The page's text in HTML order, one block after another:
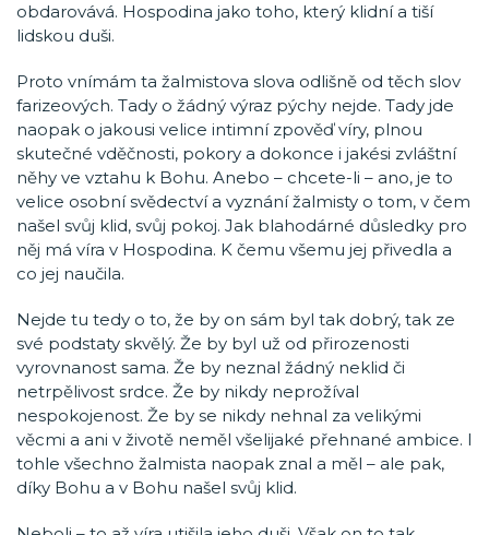
obdarovává. Hospodina jako toho, který klidní a tiší
lidskou duši.
Proto vnímám ta žalmistova slova odlišně od těch slov
farizeových. Tady o žádný výraz pýchy nejde. Tady jde
naopak o jakousi velice intimní zpověď víry, plnou
skutečné vděčnosti, pokory a dokonce i jakési zvláštní
něhy ve vztahu k Bohu. Anebo – chcete-li – ano, je to
velice osobní svědectví a vyznání žalmisty o tom, v čem
našel svůj klid, svůj pokoj. Jak blahodárné důsledky pro
něj má víra v Hospodina. K čemu všemu jej přivedla a
co jej naučila.
Nejde tu tedy o to, že by on sám byl tak dobrý, tak ze
své podstaty skvělý. Že by byl už od přirozenosti
vyrovnanost sama. Že by neznal žádný neklid či
netrpělivost srdce. Že by nikdy neprožíval
nespokojenost. Že by se nikdy nehnal za velikými
věcmi a ani v životě neměl všelijaké přehnané ambice. I
tohle všechno žalmista naopak znal a měl – ale pak,
díky Bohu a v Bohu našel svůj klid.